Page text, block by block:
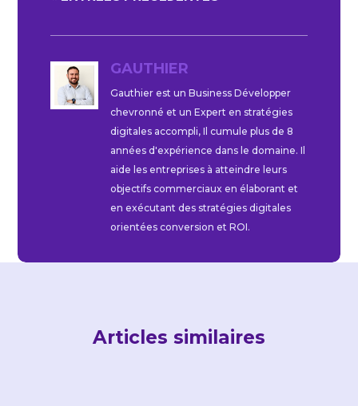
GAUTHIER
Gauthier est un Business Développer
chevronné et un Expert en stratégies
digitales accompli, Il cumule plus de 8
années d'expérience dans le domaine. Il
aide les entreprises à atteindre leurs
objectifs commerciaux en élaborant et
en exécutant des stratégies digitales
orientées conversion et ROI.
Articles similaires